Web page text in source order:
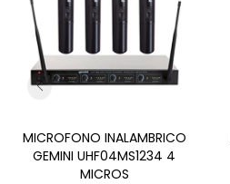
MICROFONO INALAMBRICO
GEMINI UHF04MS1234 4
MICROS